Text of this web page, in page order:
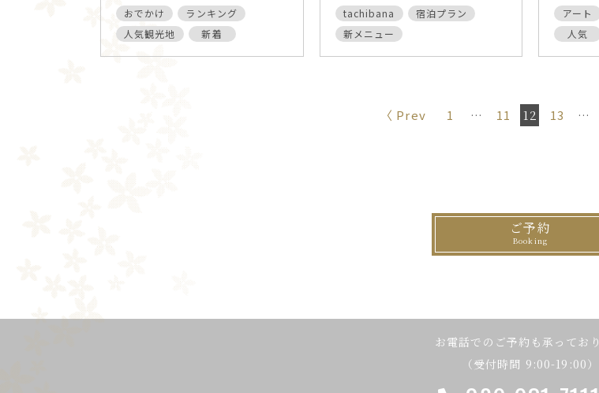
おでかけ
ランキング
人気観光地
新着
tachibana
宿泊プラン
新メニュー
アート
人気
お
ー
〈 1 … 11 12 13 …
ご予約
お電話でのご予約も承ってお
（受付時間 9:00-19:00）